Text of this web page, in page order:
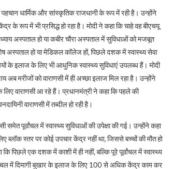
धार्मिक और सांस्कृतिक राजधानी के रूप में रही है। उन्होंने
के रूप में भी प्रसिद्ध हो रहा है। मोदी ने कहा कि चाहे वह बीएचयू
अस्पताल हो या कबीर चौरा अस्पताल में सुविधाओं को मजबूत
अस्पताल हो या मेडिकल कॉलेज हों, पिछले दशक में स्वास्थ्य सेवा
के इलाज के लिए भी आधुनिक स्वास्थ्य सुविधाएं उपलब्ध हैं। मोदी
अब मरीजों को वाराणसी में ही अच्छा इलाज मिल रहा है। उन्होंने
वाराणसी आ रहे हैं। प्रधानमंत्री ने कहा कि पहले की
वाराणसी में तब्दील हो रही है।
समेत पूर्वांचल में स्वास्थ्य सुविधाओं की उपेक्षा की गई। उन्होंने कहा
ब्लॉक स्तर पर कोई उपचार केंद्र नहीं था, जिससे बच्चों की मौत हो
कि पिछले एक दशक में काशी में ही नहीं, बल्कि पूरे पूर्वांचल में स्वास्थ्य
में दिमागी बुखार के इलाज के लिए 100 से अधिक केंद्र काम कर